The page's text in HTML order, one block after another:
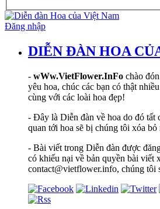
Đăng nhập
DIỄN ĐÀN HOA
- wWw.VietFlower.InFo chào
yêu hoa, chúc các bạn có thật
cùng với các loài hoa đẹp!
- Đây là Diễn đàn về hoa do đó tất
quan tới hoa sẽ bị chúng tôi xóa
- Bài viết trong Diễn đàn được
có khiếu nại về bản quyền bài viết
contact@vietflower.info, chúng tôi